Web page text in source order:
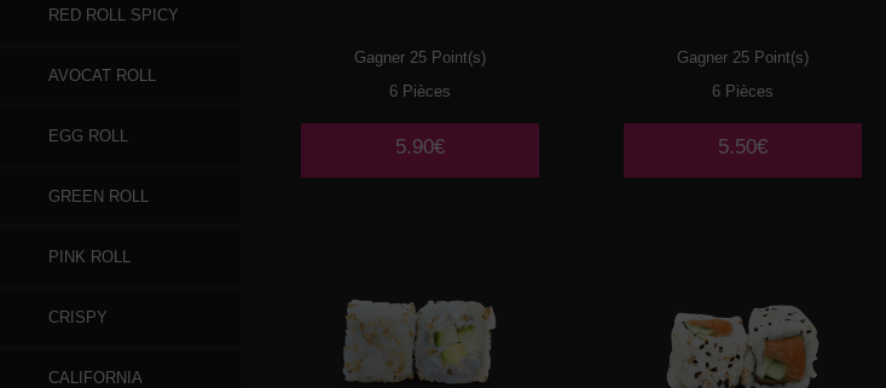
RED ROLL SPICY
AVOCAT ROLL
EGG ROLL
GREEN ROLL
PINK ROLL
CRISPY
CALIFORNIA
Gagner 25 Point(s)
6 Pièces
5.90€
Gagner 25 Point(s)
6 Pièces
5.50€